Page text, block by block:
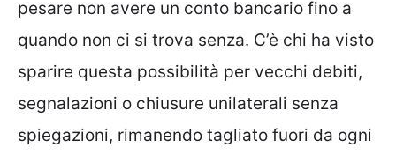
pesare non avere un conto bancario fino a
quando non ci si trova senza. C’è chi ha visto
sparire questa possibilità per vecchi debiti,
segnalazioni o chiusure unilaterali senza
spiegazioni, rimanendo tagliato fuori da ogni